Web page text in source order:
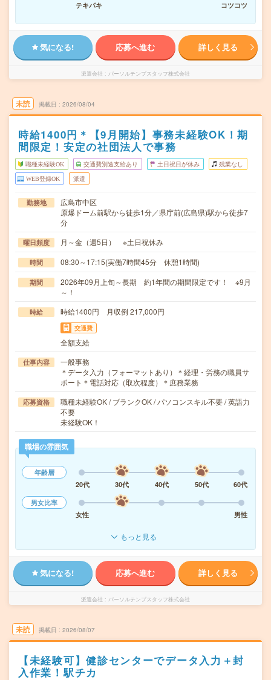
テキパキ
コツコツ
気になる! 応募へ進む 詳しく見る
派遣会社 パーソルテンプスタッフ株式会社
未読 掲載日 2026/08/04
時給1400円＊【9月開始】事務未経験OK！期
間限定！安定の社団法人で事務
職種未経験OK 交通費別途支給あり 土日祝日が休み 残業なし
WEB登録OK 派遣
勤務地
広島市中区
原爆ドーム前駅から徒歩1分／県庁前(広島県)駅から徒歩7
分
曜日頻度 月～金（週5日） ※土日祝休み
時間 08:30～17:15(実働7時間45分 休憩1時間)
期間
2026年09月上旬～長期 約1年間の期間限定です！ ※9月
～！
時給 時給1400円 月収例 217,000円
交通費
全額支給
仕事内容
一般事務
＊データ入力（フォーマットあり）＊経理・労務の職員サ
ポート＊電話対応（取次程度）＊庶務業務
応募資格
職種未経験OK / ブランクOK / パソコンスキル不要 / 英語力
不要
未経験OK！
職場の雰囲気
年齢層
20代
30代 40代 50代
60代
男女比率
女性
男性
もっと見る
気になる! 応募へ進む 詳しく見る
派遣会社 パーソルテンプスタッフ株式会社
未読 掲載日 2026/08/07
【未経験可】健診センターでデータ入力＋封
入作業！駅チカ